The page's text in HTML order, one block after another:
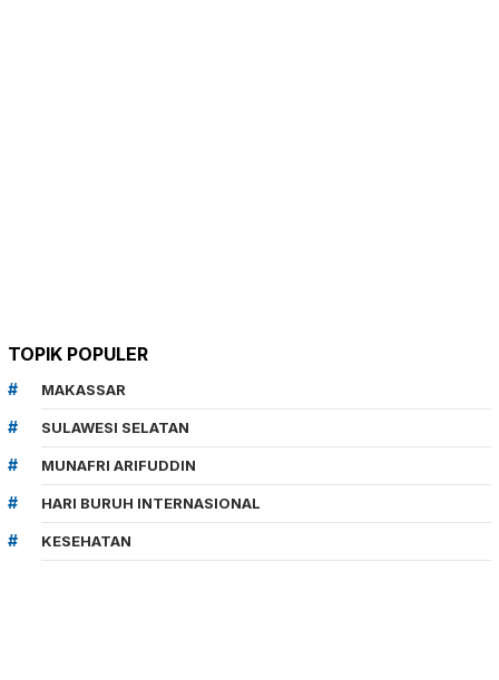
TOPIK POPULER
MAKASSAR
SULAWESI SELATAN
MUNAFRI ARIFUDDIN
HARI BURUH INTERNASIONAL
KESEHATAN